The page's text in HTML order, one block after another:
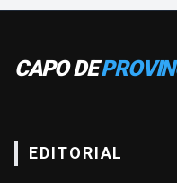
CAPO DE
EDITORIAL